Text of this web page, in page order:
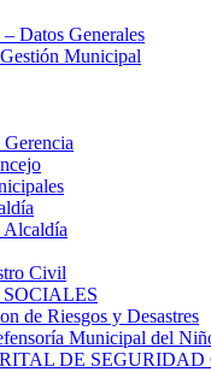
Datos Generales
Municipal
Alcaldía
Civil
de Riesgos y Desastres
Municipal del
DE